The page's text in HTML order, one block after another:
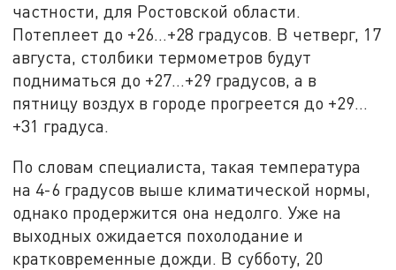
частности, для Ростовской области.
Потеплеет до +26…+28 градусов. В четверг, 17
августа, столбики термометров будут
подниматься до +27…+29 градусов, а в
пятницу воздух в городе прогреется до +29…
+31 градуса.
По словам специалиста, такая температура
на 4-6 градусов выше климатической нормы,
однако продержится она недолго. Уже на
выходных ожидается похолодание и
кратковременные дожди. В субботу, 20